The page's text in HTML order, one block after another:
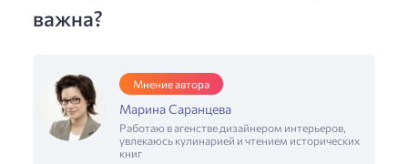
важна?
Мнение автора
Марина Саранцева
Работаю в агенстве дизайнером интерьеров,
увлекаюсь кулинарией и чтением исторических
книг